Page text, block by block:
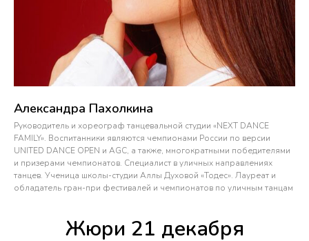
Александра Пахолкина
Руководитель и хореограф танцевальной студии «NEXT DANCE
FAMILY». Воспитанники являются чемпионами России по версии
UNITED DANCE OPEN и AGC, а также, многократными победителями
и призерами чемпионатов. Специалист в уличных направлениях
танцев. Ученица школы-студии Аллы Духовой «Тодес». Лауреат и
обладатель гран-при фестивалей и чемпионатов по уличным танцам
Жюри 21 декабря